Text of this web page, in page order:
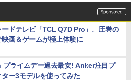
ードテレビ「TCL Q7D Pro」。圧巻の
映画＆ゲームが極上体験に
プライムデー過去最安! Anker注目プ
ター3モデルを使ってみた